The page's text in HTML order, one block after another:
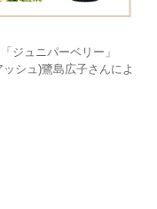
ジュニパーベリー」
シュ)鷺島広子さんによ